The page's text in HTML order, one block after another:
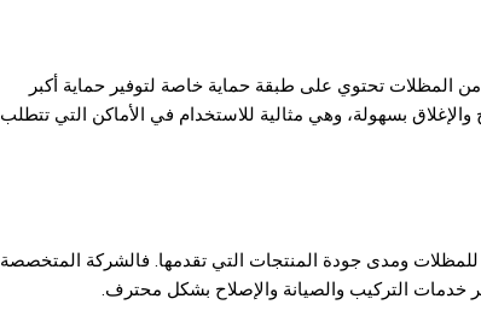
من المظلات تحتوي على طبقة حماية خاصة لتوفير حماية أكبر
بسهولة، وهي مثالية للاستخدام في الأماكن التي تتطلب
ومدى جودة المنتجات التي تقدمها. فالشركة المتخصصة
خدمات التركيب والصيانة والإصلاح بشكل محترف.